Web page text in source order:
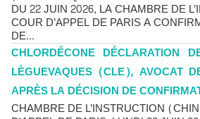
DU 22 JUIN 2026, LA CHAMBRE DE
COUR D’APPEL DE PARIS A
DE...
CHLORDÉCONE DÉCLARATION
LÈGUEVAQUES (CLE), AVOCAT
APRÈS LA DÉCISION DE
CHAMBRE DE L’INSTRUCTION